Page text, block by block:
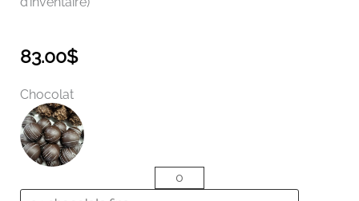
83.00$
Chocolat
quantité
de
Bouquet
Saturne